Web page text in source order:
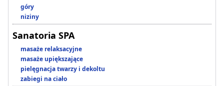
góry
niziny
Sanatoria SPA
masaże relaksacyjne
masaże upiększające
pielęgnacja twarzy i dekoltu
zabiegi na ciało